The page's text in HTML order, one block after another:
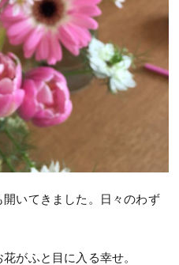
いてきました。日々のわず
がふと目に入る幸せ。